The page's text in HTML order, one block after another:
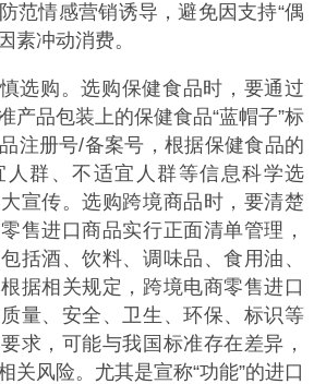
范情感营销诱导，避免因支持“偶
素冲动消费。
选购。选购保健食品时，要通过
产品包装上的保健食品“蓝帽子”标
注册号/备案号，根据保健食品的
人群、不适宜人群等信息科学选
宣传。选购跨境商品时，要清楚
售进口商品实行正面清单管理，
括酒、饮料、调味品、食用油、
据相关规定，跨境电商零售进口
量、安全、卫生、环保、标识等
求，可能与我国标准存在差异，
关风险。尤其是宣称“功能”的进口